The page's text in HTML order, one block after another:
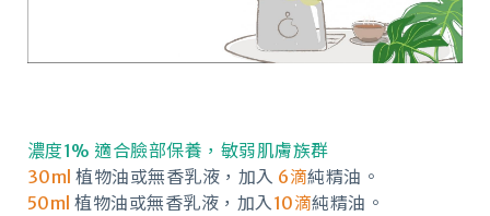
濃度1% 適合臉部保養，敏弱肌膚族群
30ml 植物油或無香乳液，加入 6滴純精油。
50ml植物油或無香乳液，加入 10滴純精油。